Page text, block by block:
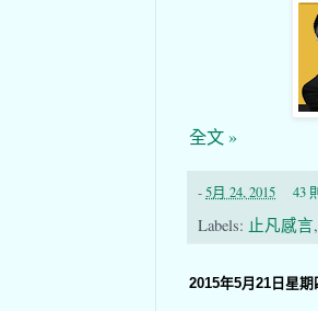
全文 »
-5月 24, 2015 43
Labels: 止凡感言
2015年5月21日星期